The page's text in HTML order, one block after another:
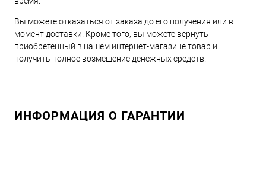
Вы можете отказаться от заказа до его получения или в
момент доставки. Кроме того, вы можете вернуть
приобретенный в нашем интернет-магазине товар и
получить полное возмещение денежных средств.
ИНФОРМАЦИЯ О ГАРАНТИИ